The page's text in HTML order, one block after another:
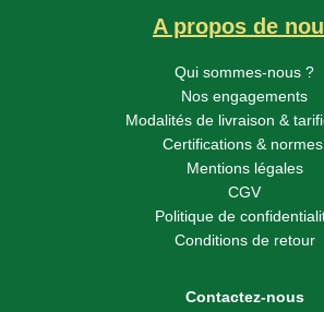
A propos de
Qui sommes-nous ?
Nos engagements
Modalités de livraison &
Certifications & normes
Mentions légales
CGV
Politique de
Conditions de retour
Contactez-nous